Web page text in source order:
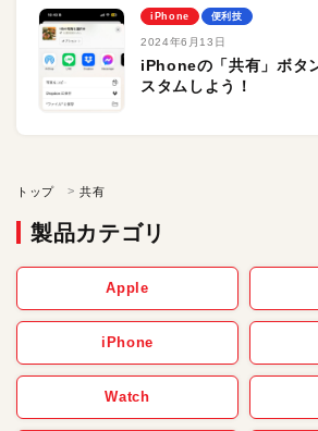
iPhone 便利技
2024年6月13日
iPhoneの「共有」ボタ
スタムしよう！
トップ 共有
製品カテゴリ
Apple
iPhone
Watch